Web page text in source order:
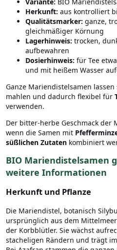
Herkunft: aus kontrolliert
Qualitätsmarker: ganze,
gleichmäßiger Körnung
Lagerhinweis: trocken,
aufbewahren
Dosierhinweis: für Tee
und mit heißem Wasser
Ganze Mariendistelsamen
mahlen und dadurch flexibel für
verwenden.
Der bitter-herbe Geschmack der
wenn die Samen mit
süßlichen Zutaten kombiniert
BIO Mariendistelsamen
weitere Informationen
Herkunft und Pflanze
Die Mariendistel, botanisch
ursprünglich aus dem
der Korbblütler. Sie wächst
stacheligen Rändern und trägt